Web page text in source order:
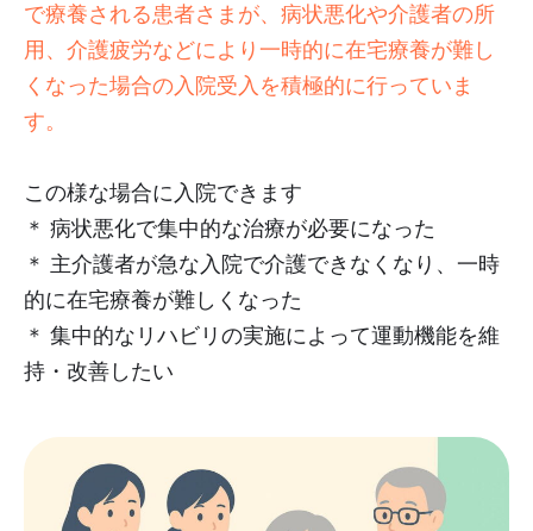
で療養される患者さまが、病状悪化や介護者の所
用、介護疲労などにより一時的に在宅療養が難し
くなった場合の入院受入を積極的に行っていま
す。
この様な場合に入院できます
＊ 病状悪化で集中的な治療が必要になった
＊ 主介護者が急な入院で介護できなくなり、一時
的に在宅療養が難しくなった
＊ 集中的なリハビリの実施によって運動機能を維
持・改善したい